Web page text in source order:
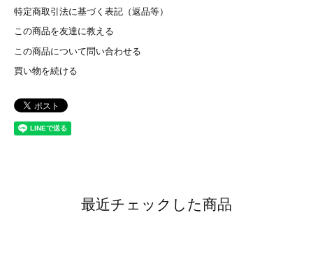
特定商取引法に基づく表記（返品等）
この商品を友達に教える
この商品について問い合わせる
買い物を続ける
最近チェックした商品